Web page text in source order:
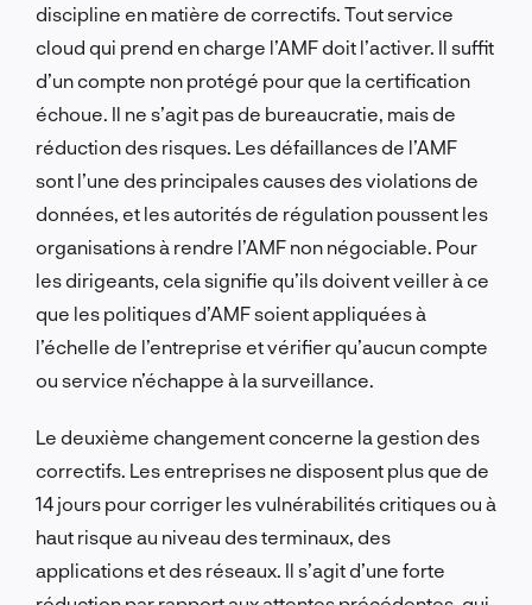
discipline en matière de correctifs. Tout service
cloud qui prend en charge l’AMF doit l’activer. Il suffit
d’un compte non protégé pour que la certification
échoue. Il ne s’agit pas de bureaucratie, mais de
réduction des risques. Les défaillances de l’AMF
sont l’une des principales causes des violations de
données, et les autorités de régulation poussent les
organisations à rendre l’AMF non négociable. Pour
les dirigeants, cela signifie qu’ils doivent veiller à ce
que les politiques d’AMF soient appliquées à
l’échelle de l’entreprise et vérifier qu’aucun compte
ou service n’échappe à la surveillance.
Le deuxième changement concerne la gestion des
correctifs. Les entreprises ne disposent plus que de
14 jours pour corriger les vulnérabilités critiques ou à
haut risque au niveau des terminaux, des
applications et des réseaux. Il s’agit d’une forte